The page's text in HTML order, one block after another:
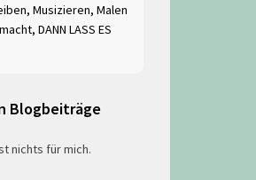
Musizieren, Malen
DANN LASS ES
Blogbeiträge
nichts für mich.